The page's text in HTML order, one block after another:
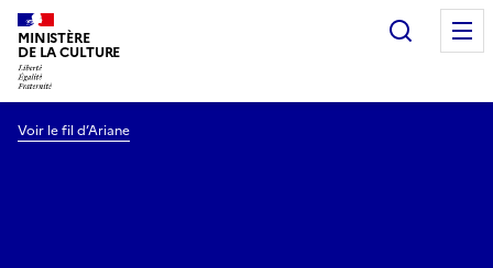
MINISTÈRE
DE LA CULTURE
Voir le fil d’Ariane